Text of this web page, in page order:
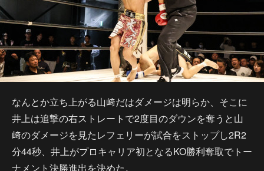
なんとか立ち上がる山﨑だはダメージは明らか、そこに
井上は追撃の右ストレートで2度目のダウンを奪うと山
﨑のダメージを見たレフェリーが試合をストップし2R2
分44秒、井上がプロキャリア初となるKO勝利奪取でトー
ナメント決勝進出を決めた。